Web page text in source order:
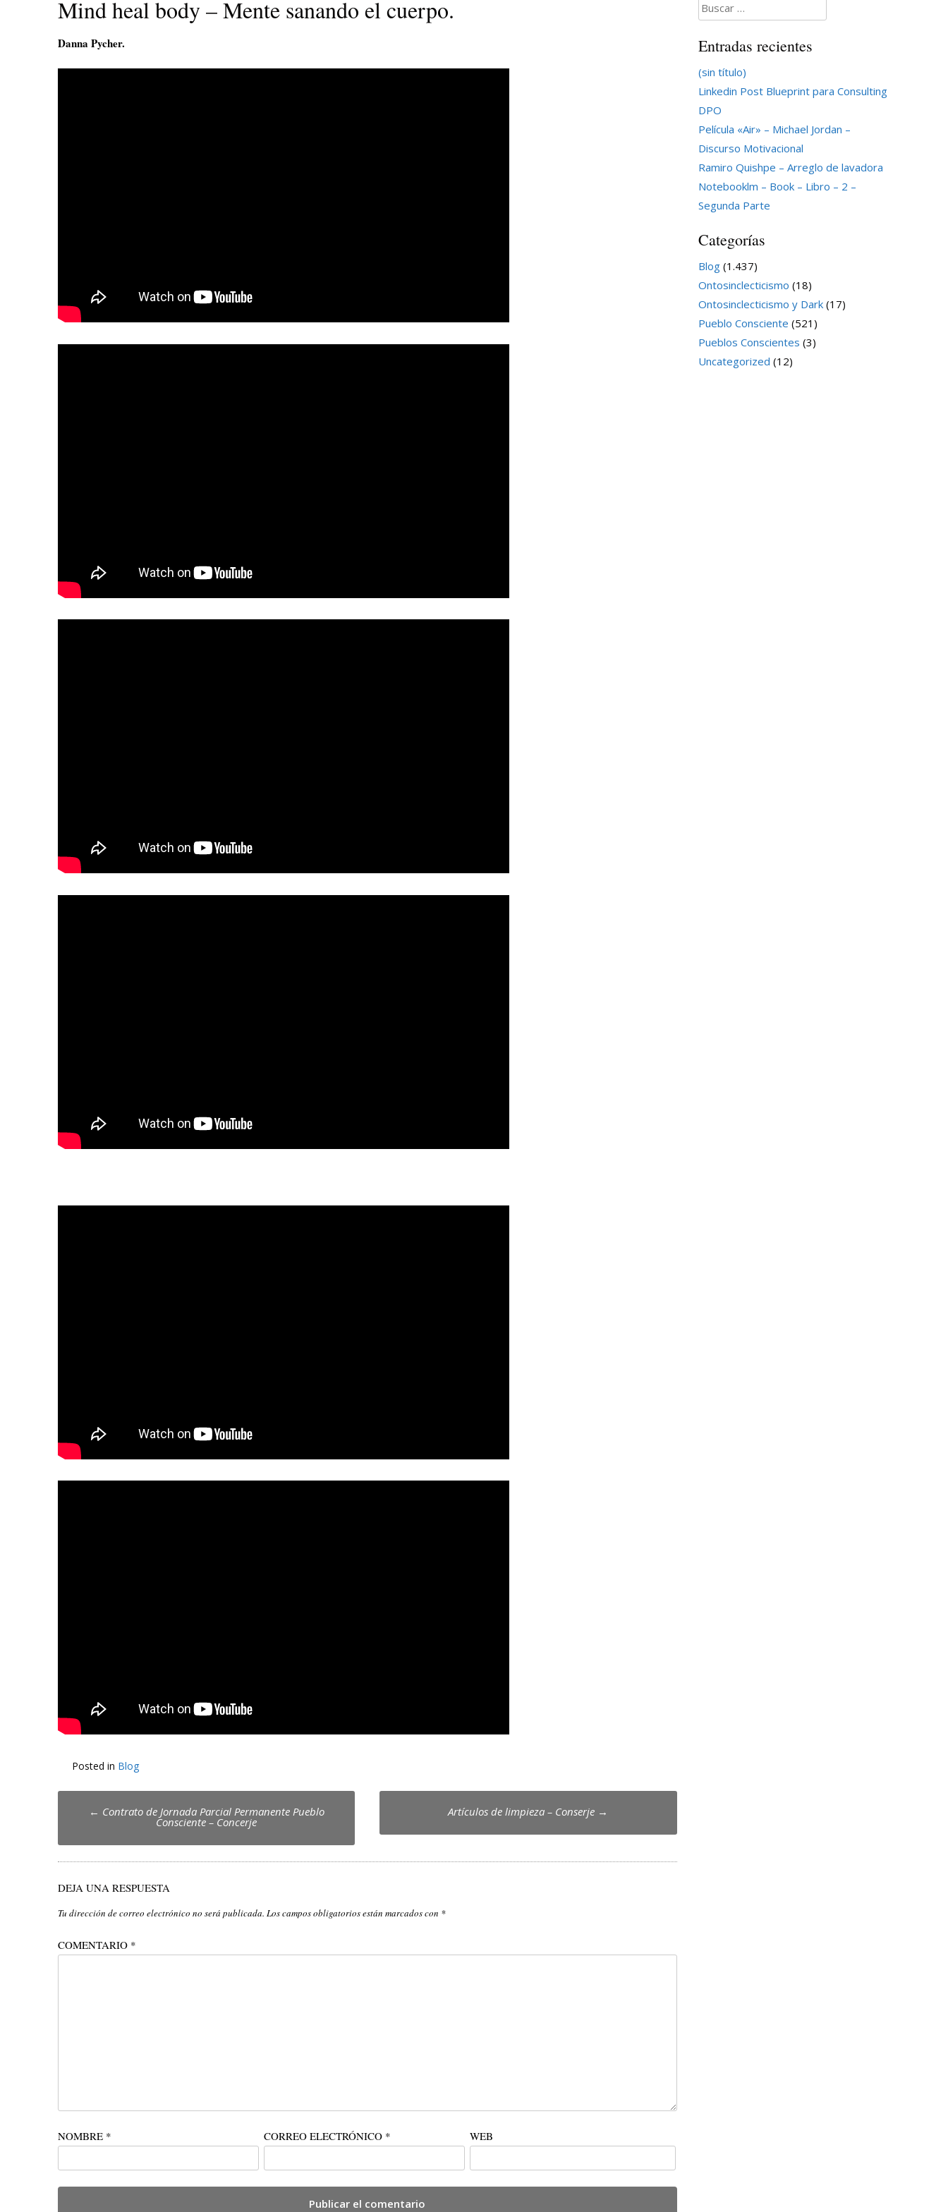
Mind heal body – Mente sanando el cuerpo.
Danna Pycher.
Posted in Blog
Post
navigation
← Contrato de Jornada Parcial Permanente Pueblo
Consciente – Concerje
Artículos de limpieza – Conserje →
DEJA UNA RESPUESTA
Tu dirección de correo electrónico no será publicada. Los campos obligatorios están marcados con *
COMENTARIO *
NOMBRE * CORREO ELECTRÓNICO * WEB
Buscar:
Entradas recientes
(sin título)
Linkedin Post Blueprint para Consulting
DPO
Película «Air» – Michael Jordan –
Discurso Motivacional
Ramiro Quishpe – Arreglo de lavadora
Notebooklm – Book – Libro – 2 –
Segunda Parte
Categorías
Blog(1.437)
Ontosinclecticismo (18)
Ontosinclecticismo y Dark(17)
Pueblo Consciente (521)
Pueblos Conscientes (3)
Uncategorized (12)